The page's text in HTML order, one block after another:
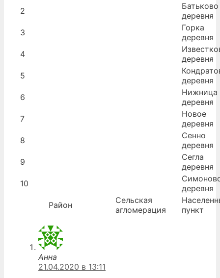
2
Батьково
деревня
3
Горка
деревня
4
деревня
5
деревня
6
Нижница
деревня
7
Новое
деревня
8
Сенно
деревня
9
Сегла
деревня
10
деревня
Район
Сельская
агломерация
пункт
Анна
21.04.2020 в 13:11